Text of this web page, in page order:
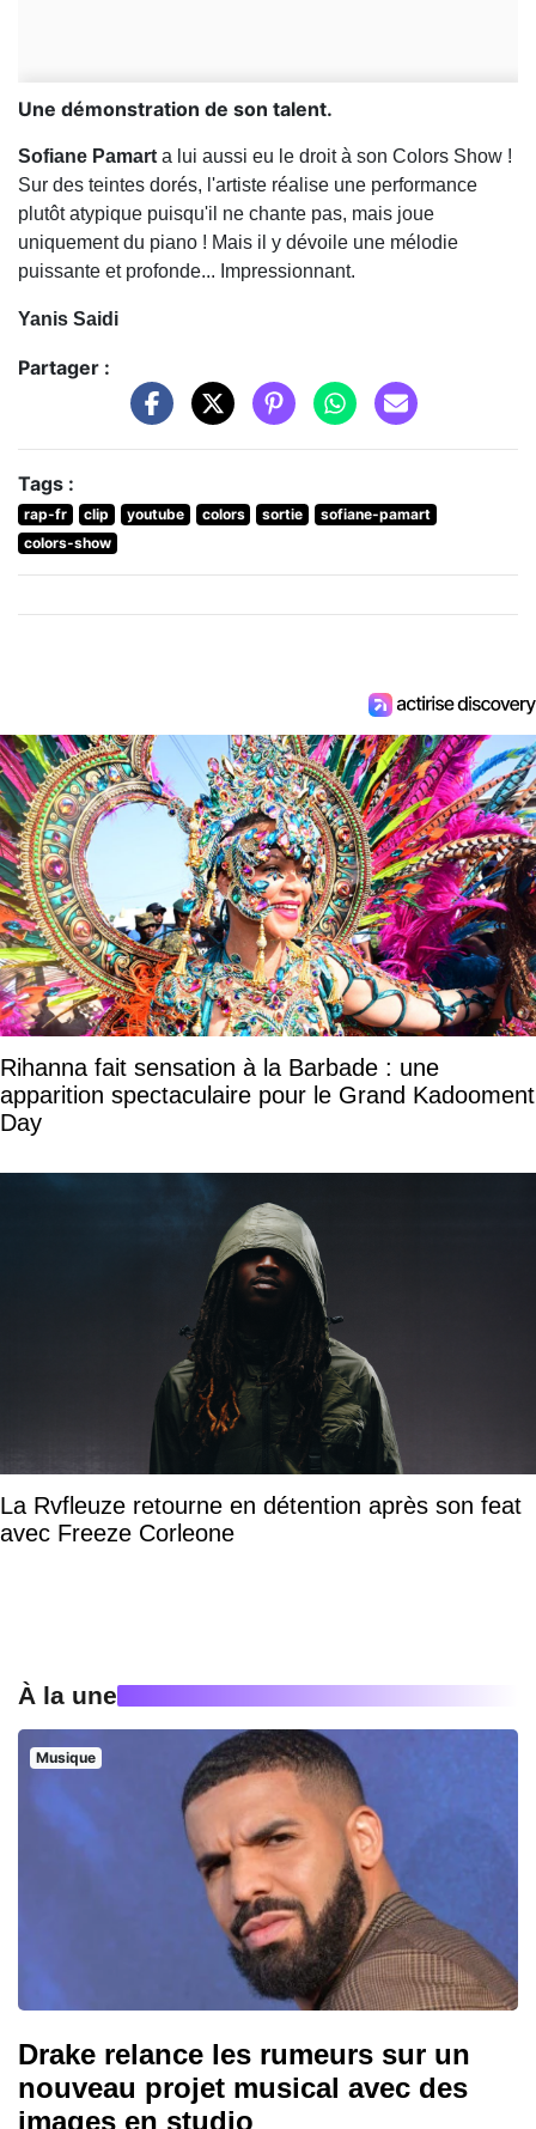
Une démonstration de son talent.
Sofiane Pamart a lui aussi eu le droit à son Colors Show !
Sur des teintes dorés, l'artiste réalise une performance
plutôt atypique puisqu'il ne chante pas, mais joue
uniquement du piano ! Mais il y dévoile une mélodie
puissante et profonde... Impressionnant.
Yanis Saidi
Partager :
Tags :
rap-fr clip youtube colors sortie
sofiane-pamart
colors-show
Rihanna fait sensation à la Barbade : une
apparition spectaculaire pour le Grand Kadooment
Day
La Rvfleuze retourne en détention après son feat
avec Freeze Corleone
À la une
Musique
Drake relance les rumeurs sur un
nouveau projet musical avec des
images en studio